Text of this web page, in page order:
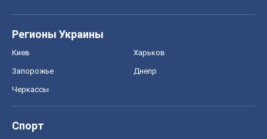
Регионы Украины
Киев Харьков
Запорожье Днепр
Черкассы
Спорт